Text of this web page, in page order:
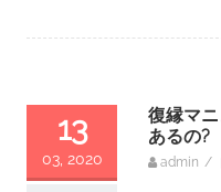
13
03, 2020
復縁マ
あるの?
admin /